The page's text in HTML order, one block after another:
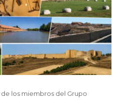
de los miembros del Grupo